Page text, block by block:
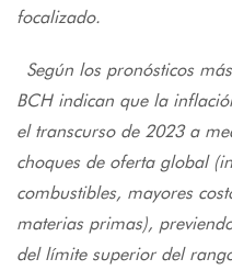
focalizado.
Según los pronósticos
BCH indican que la
el transcurso de 2023 a
choques de oferta global
combustibles, mayores
materias primas),
del límite superior del